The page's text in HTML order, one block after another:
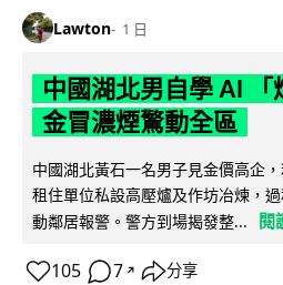
Lawton 1 日
中國湖北男自學 AI 「
金冒濃煙驚動全區
中國湖北黃石一名男子見金價高企
租住單位私設高壓爐及作坊冶煉，
動鄰居報警。警方到場揭發整...
閱
105 7 ↗ 分享